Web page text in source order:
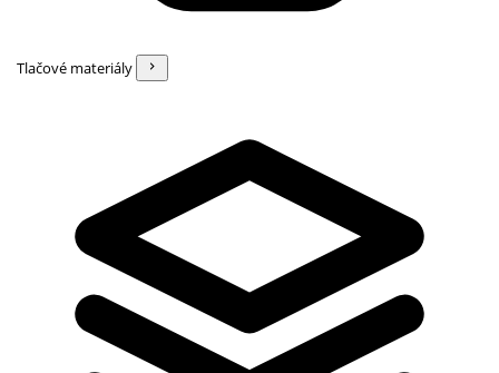
Tlačové materiály